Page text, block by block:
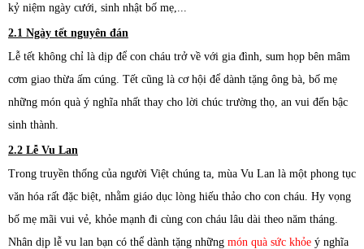
kỷ niệm ngày cưới, sinh nhật bố mẹ,...
2.1 Ngày tết nguyên đán
Lễ tết không chỉ là dịp để con cháu trở về với gia đình, sum họp bên mâm
cơm giao thừa ấm cúng. Tết cũng là cơ hội để dành tặng ông bà, bố mẹ
những món quà ý nghĩa nhất thay cho lời chúc trường thọ, an vui đến bậc
sinh thành.
2.2 Lễ Vu Lan
Trong truyền thống của người Việt chúng ta, mùa Vu Lan là một phong tục
văn hóa rất đặc biệt, nhằm giáo dục lòng hiếu thảo cho con cháu. Hy vọng
bố mẹ mãi vui vẻ, khỏe mạnh đi cùng con cháu lâu dài theo năm tháng.
Nhân dịp lễ vu lan bạn có thể dành tặng những món quà sức khỏe ý nghĩa